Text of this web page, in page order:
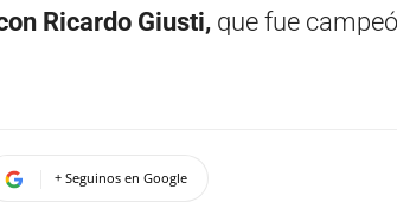
Ricardo Giusti, que fue
+ Seguinos en Google